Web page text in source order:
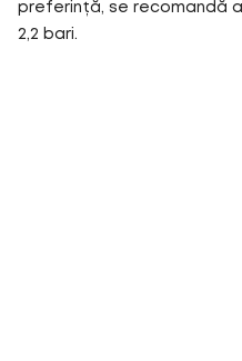
preferință, se recomandă
2,2 bari.